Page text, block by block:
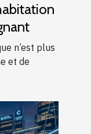
n’est plus
et de